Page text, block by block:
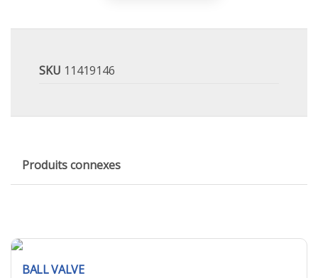
SKU 11419146
Produits connexes
BALL VALVE